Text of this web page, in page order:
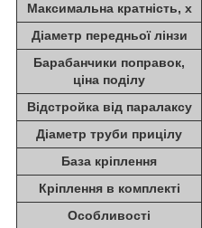
Максимальна кратність, х
Діаметр передньої лінзи
Барабанчики поправок,
ціна поділу
Відстройка від паралаксу
Діаметр труби прицілу
База кріплення
Кріплення в комплекті
Особливості